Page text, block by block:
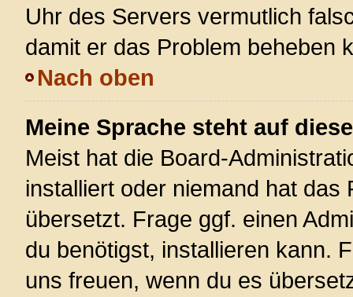
Uhr des Servers vermutlich
damit er das Problem beheben
Nach oben
Meine Sprache steht auf
Meist hat die Board-
installiert oder niemand hat
übersetzt. Frage ggf. einen
du benötigst, installieren kann.
uns freuen, wenn du es